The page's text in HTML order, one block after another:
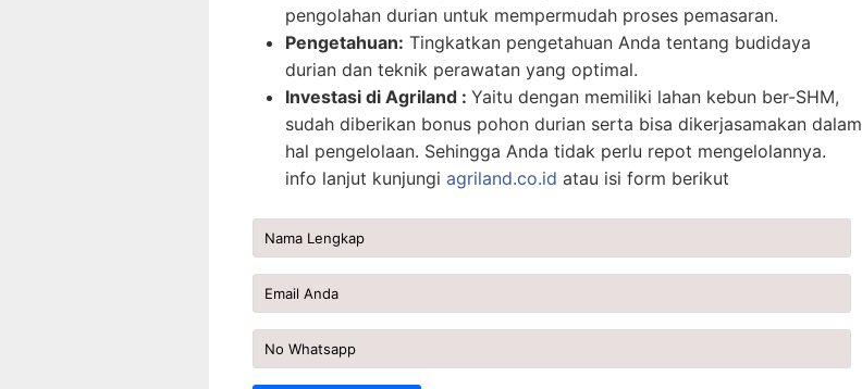
pengolahan durian untuk mempermudah proses pemasaran.
Pengetahuan: Tingkatkan pengetahuan Anda tentang budidaya
durian dan teknik perawatan yang optimal.
Investasi di Agriland : Yaitu dengan memiliki lahan kebun ber-SHM,
sudah diberikan bonus pohon durian serta bisa dikerjasamakan dalam
hal pengelolaan. Sehingga Anda tidak perlu repot mengelolannya.
info lanjut kunjungi agriland.co.id atau isi form berikut